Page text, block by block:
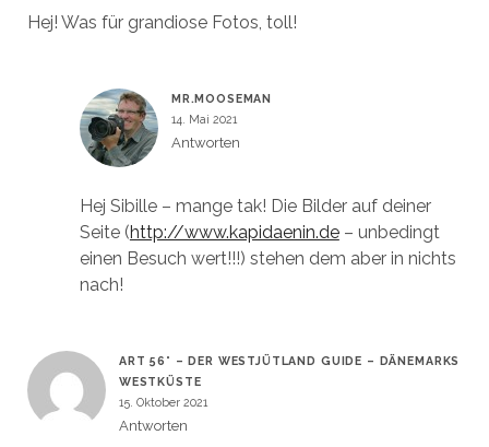
Hej! Was für grandiose Fotos, toll!
MR.MOOSEMAN
14. Mai 2021
Antworten
Hej Sibille – mange tak! Die Bilder auf deiner
Seite (http://www.kapidaenin.de– unbedingt
einen Besuch wert!!!) stehen dem aber in nichts
nach!
ART 56° – DER WESTJÜTLAND GUIDE – DÄNEMARKS
WESTKÜSTE
15. Oktober 2021
Antworten